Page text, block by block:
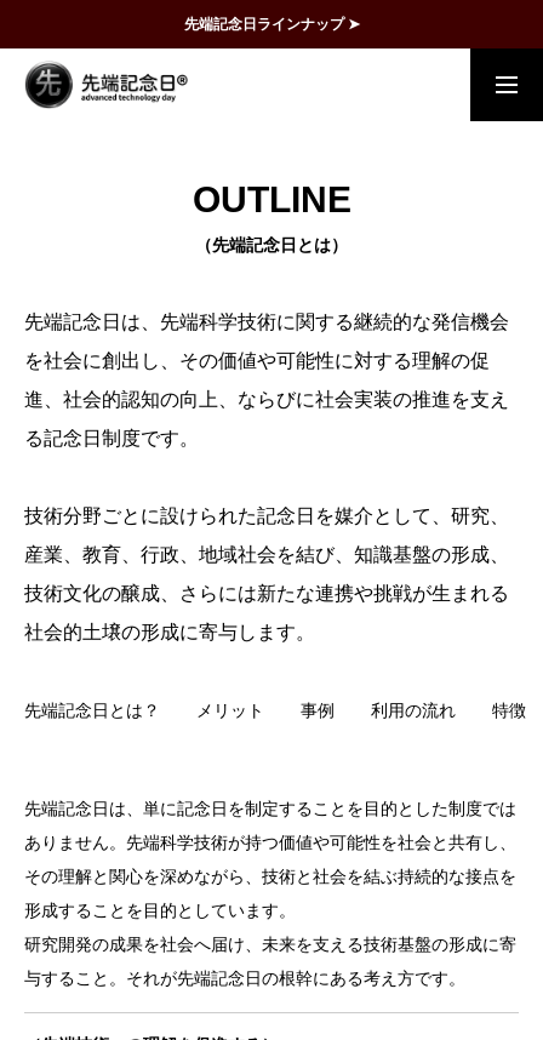
先端記念日ラインナップ ➤
メディア掲載
管理団体
OUTLINE
（先端記念日とは）
先端記念日は、先端科学技術に関する継続的な発信機会
を社会に創出し、その価値や可能性に対する理解の促
進、社会的認知の向上、ならびに社会実装の推進を支え
る記念日制度です。
技術分野ごとに設けられた記念日を媒介として、研究、
産業、教育、行政、地域社会を結び、知識基盤の形成、
技術文化の醸成、さらには新たな連携や挑戦が生まれる
社会的土壌の形成に寄与します。
先端記念日とは？ メリット 事例 利用の流れ 特徴
先端記念日は、単に記念日を制定することを目的とした制度では
ありません。先端科学技術が持つ価値や可能性を社会と共有し、
その理解と関心を深めながら、技術と社会を結ぶ持続的な接点を
形成することを目的としています。
研究開発の成果を社会へ届け、未来を支える技術基盤の形成に寄
与すること。それが先端記念日の根幹にある考え方です。